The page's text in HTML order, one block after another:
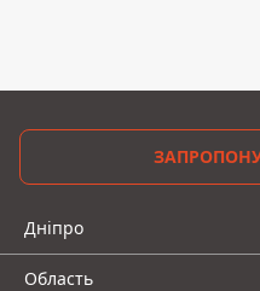
Дніпро
Область